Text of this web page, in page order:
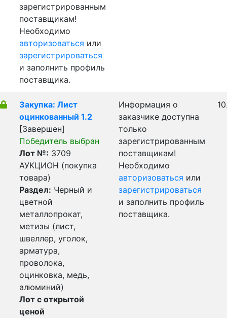
зарегистрированным
поставщикам!
Необходимо
авторизоваться или
зарегистрироваться
и заполнить профиль
поставщика.
Закупка: Лист
оцинкованный 1.2
[Завершен]
Победитель выбран
Лот №: 3709
АУКЦИОН (покупка
товара)
Раздел: Черный и
цветной
металлопрокат,
метизы (лист,
швеллер, уголок,
арматура,
проволока,
оцинковка, медь,
алюминий)
Лот с открытой
ценой
Информация о
заказчике доступна
только
зарегистрированным
поставщикам!
Необходимо
авторизоваться или
зарегистрироваться
и заполнить профиль
поставщика.